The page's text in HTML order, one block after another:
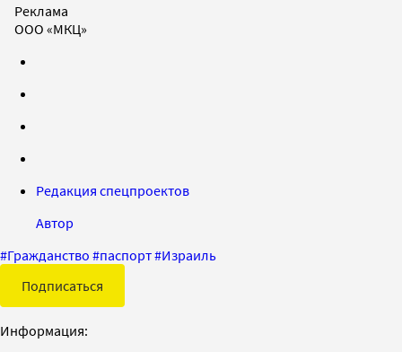
Реклама
ООО «МКЦ»
Редакция спецпроектов
Автор
#Гражданство #паспорт#Израиль
Подписаться
Информация: